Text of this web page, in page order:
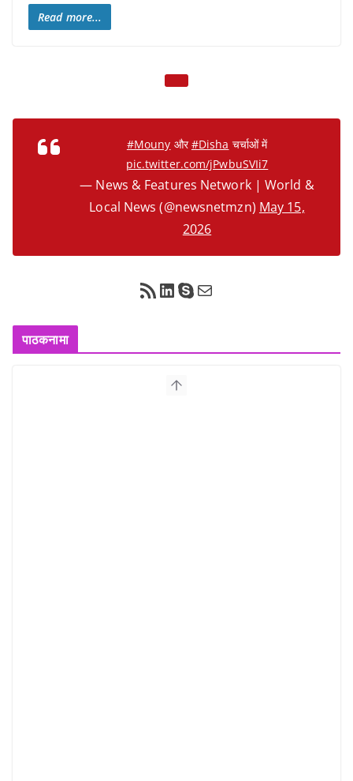
Read more...
#Mouny और#Disha चर्चाओं में
pic.twitter.com/jPwbuSVIi7
— News & Features Network | World &
Local News (@newsnetmzn) May 15,
2026
RSS Feed LinkedIn Skype Mail
पाठकनामा